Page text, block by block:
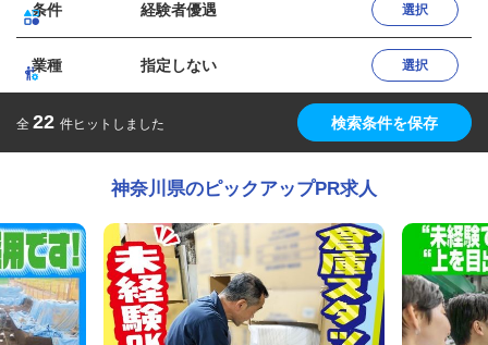
条件 経験者優遇 選択
業種 指定しない 選択
全 22 件ヒットしました 検索条件を保存
神奈川県のピックアップPR求人